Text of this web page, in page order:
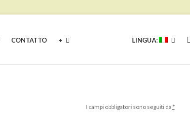
CONTATTO + LINGUA:
I campi obbligatori sono seguiti da *